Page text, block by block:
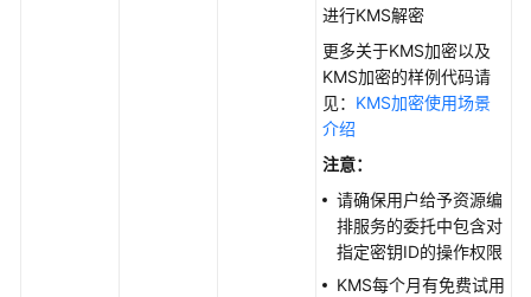
进行KMS解密
更多关于KMS加密以及
KMS加密的样例代码请
见： KMS加密使用场景
介绍
注意：
请确保用户给予资源编
排服务的委托中包含对
指定密钥ID的操作权限
KMS每个月有免费试用